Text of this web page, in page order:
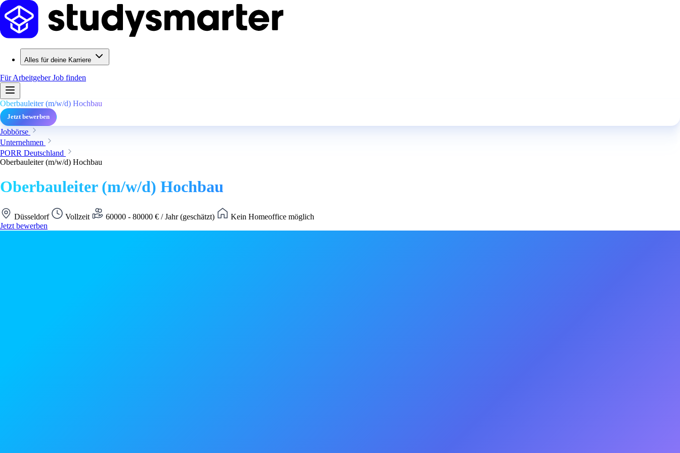
Alles für deine Karriere
Für ArbeitgeberJob finden
Oberbauleiter (m/w/d) Hochbau
Jetzt bewerben
Jobbörse
Unternehmen
PORR Deutschland
Oberbauleiter (m/w/d) Hochbau
Oberbauleiter (m/w/d) Hochbau
Düsseldorf Vollzeit 60000 - 80000 € / Jahr (geschätzt)
Kein Homeoffice möglich
Jetzt bewerben